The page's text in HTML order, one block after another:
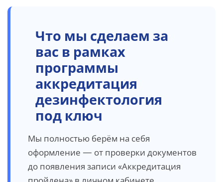
Что мы сделаем за
вас в рамках
программы
аккредитация
дезинфектология
под ключ
Мы полностью берём на себя
оформление — от проверки документов
до появления записи «Аккредитация